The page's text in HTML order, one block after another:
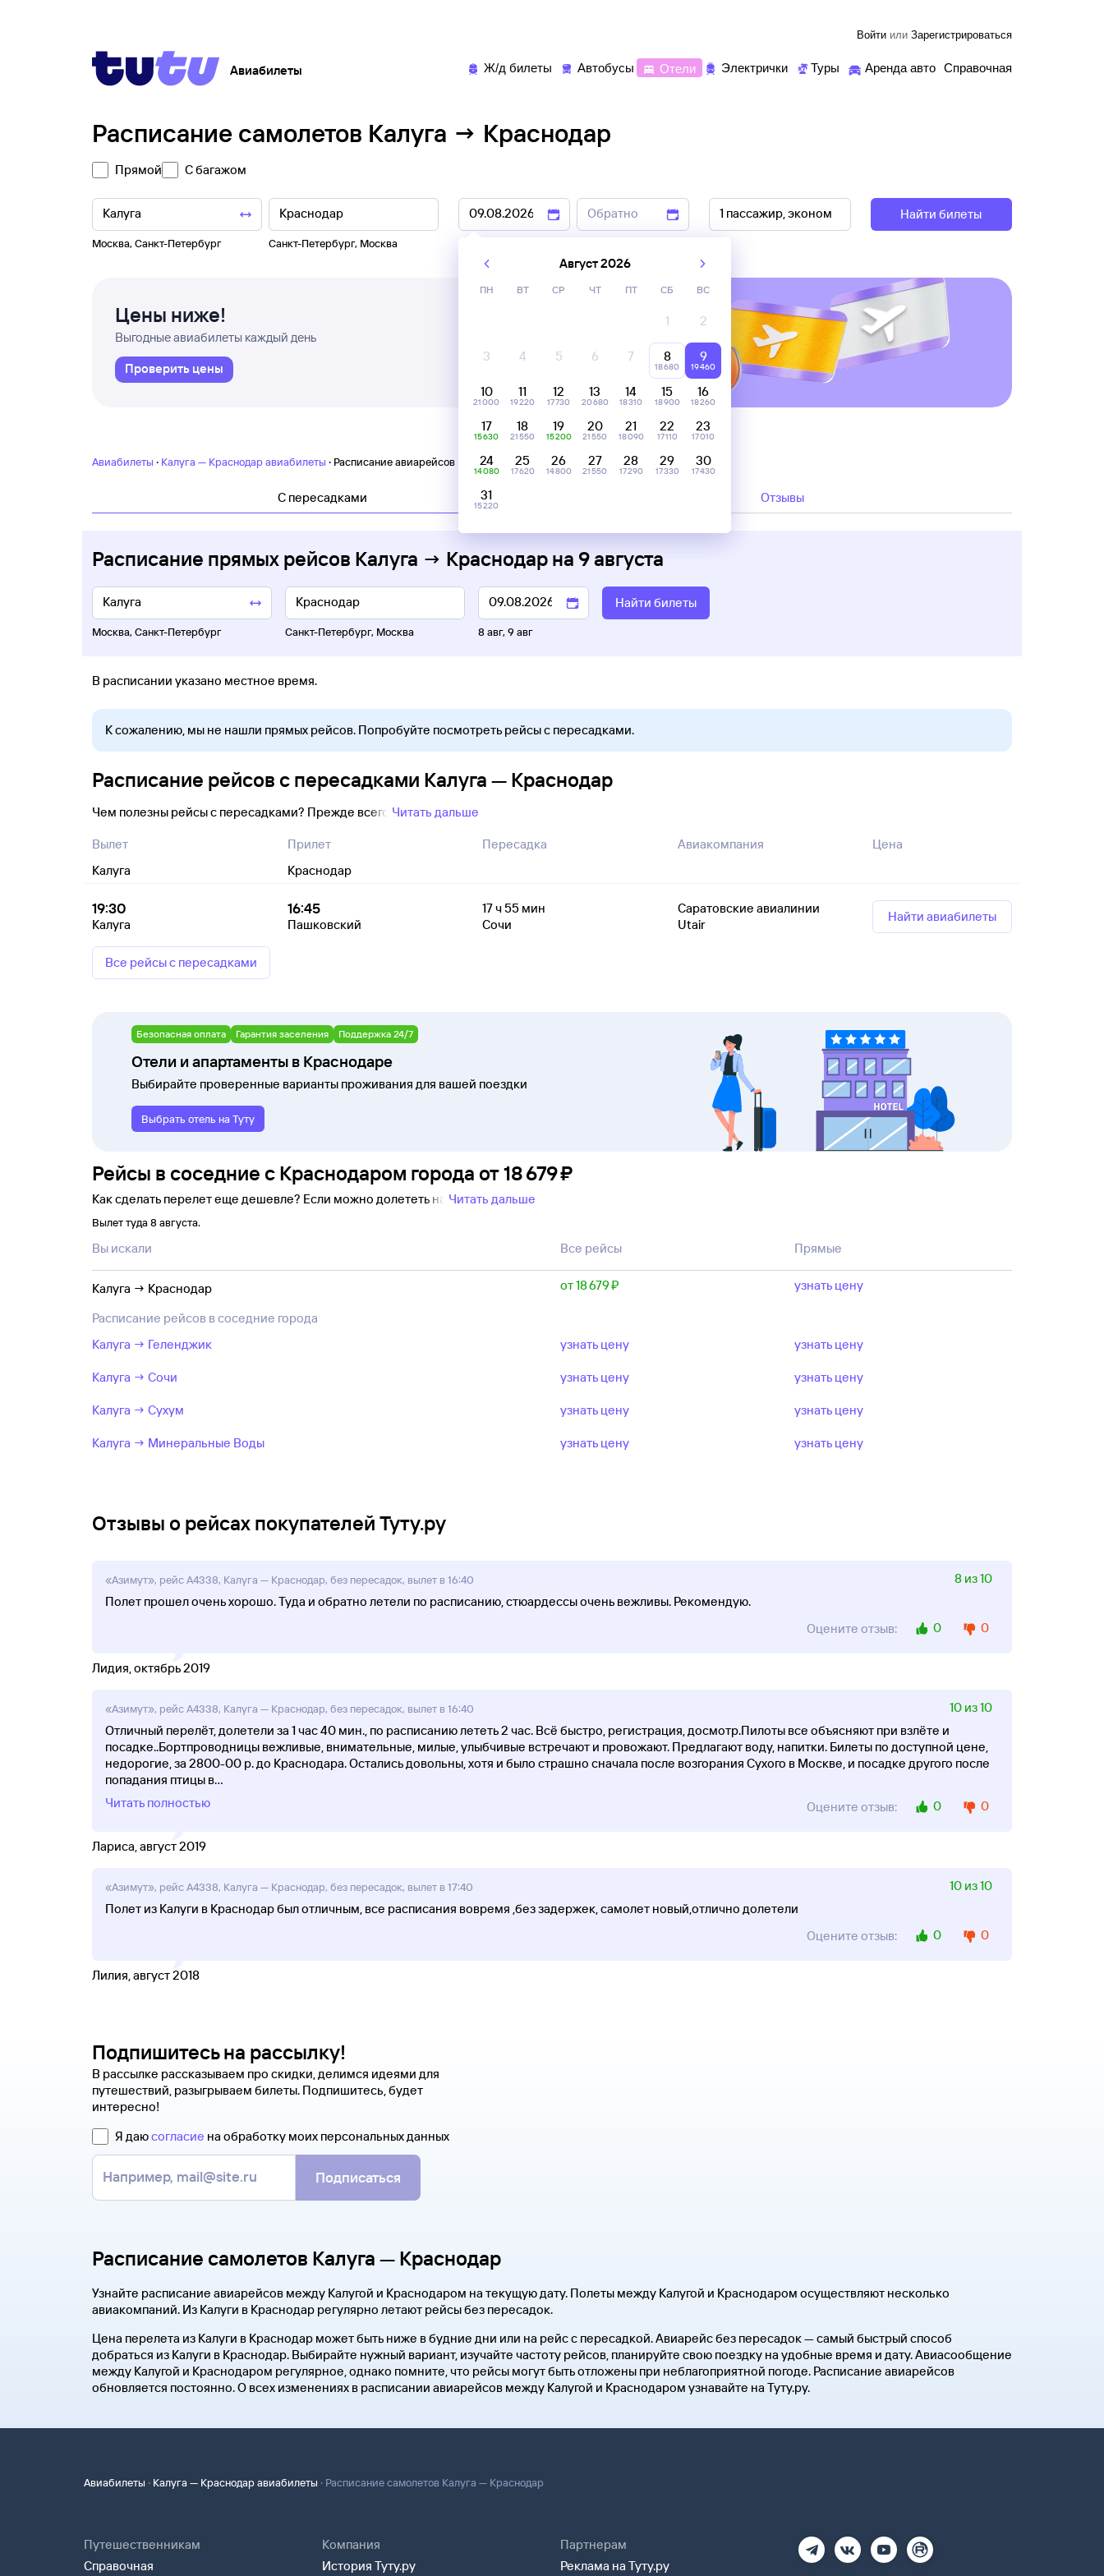
Войти или Зарегистрироваться
Авиабилеты Ж/д билеты Автобусы Отели Электрички Туры Аренда авто Справочная
Расписание самолетов Калуга → Краснодар
Прямой С багажом
Москва, Санкт-Петербург Санкт-Петербург, Москва
Найти билеты
Цены ниже!
Выгодные авиабилеты каждый день
Проверить цены
Авиабилеты · Калуга — Краснодар авиабилеты · Расписание авиарейсов Калуга — Краснодар
C пересадками Отзывы
Расписание прямых рейсов Калуга → Краснодар на 9 августа
Москва, Санкт-Петербург Санкт-Петербург, Москва 8 авг, 9 авг
Найти билеты
В расписании указано местное время.
К сожалению, мы не нашли прямых рейсов. Попробуйте посмотреть рейсы с пересадками.
Расписание рейсов с пересадками Калуга — Краснодар
Чем полезны рейсы с пересадками? Прежде всего Читать дальше
Вылет
Калуга
Прилет
Краснодар
Пересадка Авиакомпания Цена
19:30
Калуга
16:45
Пашковский
17ч 55 мин
Сочи
Саратовские авиалинии
Utair
Найти авиабилеты
Все рейсы с пересадками
Безопасная оплата Гарантия заселения Поддержка 24/7
Отели и апартаменты в Краснодаре
Выбирайте проверенные варианты проживания для вашей поездки
Выбрать отель на Туту
Рейсы в соседние с Краснодаром города от18 ⁠679 ⁠₽
Как сделать перелет еще дешевле? Если можно долететь на Читать дальше
Вылет туда 8 августа.
Вы искали Все рейсы Прямые
Калуга → Краснодар от 18 ⁠679 ⁠₽ узнать цену
Расписание рейсов в соседние города
Калуга → Геленджик
узнать цену узнать цену
Калуга → Сочи узнать цену узнать цену
Калуга → Сухум узнать цену узнать цену
Калуга → Минеральные Воды узнать цену узнать цену
Отзывы о рейсах покупателей Туту.ру
«Азимут», рейс A4338, Калуга — Краснодар, без пересадок, вылет в 16:40
8 из 10
Полет прошел очень хорошо. Туда и обратно летели по расписанию, стюардессы очень вежливы. Рекомендую.
Оцените отзыв:
0 0
Лидия, октябрь 2019
«Азимут», рейс A4338, Калуга — Краснодар, без пересадок, вылет в 16:40
10 из 10
Отличный перелёт, долетели за 1 час 40 мин., по расписанию лететь 2 час. Всё быстро, регистрация, досмотр.Пилоты все объясняют при взлёте и
посадке..Бортпроводницы вежливые, внимательные, милые, улыбчивые встречают и провожают. Предлагают воду, напитки. Билеты по доступной цене,
недорогие, за 2800-00 р. до Краснодара. Остались довольны, хотя и было страшно сначала после возгорания Сухого в Москве, и посадке другого после
попадания птицы в...
Читать полностью
Оцените отзыв: 0 0
Лариса, август 2019
«Азимут», рейс A4338, Калуга — Краснодар, без пересадок, вылет в 17:40
10 из 10
Полет из Калуги в Краснодар был отличным, все расписания вовремя ,без задержек, самолет новый,отлично долетели
Оцените отзыв:
0 0
Лилия, август 2018
Подпишитесь на рассылку!
В рассылке рассказываем про скидки, делимся идеями для
путешествий, разыгрываем билеты. Подпишитесь, будет
интересно!
Я даюсогласие на обработку моих персональных данных
Подписаться
Расписание самолетов Калуга — Краснодар
Узнайте расписание авиарейсов между Калугой и Краснодаром на текущую дату. Полеты между Калугой и Краснодаром осуществляют несколько
авиакомпаний. Из Калуги в Краснодар регулярно летают рейсы без пересадок.
Цена перелета из Калуги в Краснодар может быть ниже в будние дни или на рейс с пересадкой. Авиарейс без пересадок — самый быстрый способ
добраться из Калуги в Краснодар. Выбирайте нужный вариант, изучайте частоту рейсов, планируйте свою поездку на удобные время и дату. Авиасообщение
между Калугой и Краснодаром регулярное, однако помните, что рейсы могут быть отложены при неблагоприятной погоде. Расписание авиарейсов
обновляется постоянно. О всех изменениях в расписании авиарейсов между Калугой и Краснодаром узнавайте на Туту.ру.
Авиабилеты · Калуга — Краснодар авиабилеты · Расписание самолетов Калуга — Краснодар
Путешественникам
Справочная
Компания
История Туту.ру
Партнерам
Реклама на Туту.ру
Август 2026
ПН ВТ СР ЧТ ПТ СБ ВС
1 2
3 4 5 6 7 8
18 ⁠680
9
19 ⁠460
10
21 ⁠000
11
19 ⁠220
12
17 ⁠730
13
20 ⁠680
14
18 ⁠310
15
18 ⁠900
16
18 ⁠260
17
15 ⁠630
18
21 ⁠550
19
15 ⁠200
20
21 ⁠550
21
18 ⁠090
22
17 ⁠110
23
17 ⁠010
24
14 ⁠080
25
17 ⁠620
26
14 ⁠800
27
21 ⁠550
28
17 ⁠290
29
17 ⁠330
30
17 ⁠430
31
15 ⁠220